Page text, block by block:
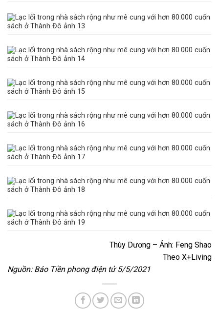
Thùy Dương – Ảnh: Feng Shao
Theo X+Living
Nguồn: Báo Tiền phong điện tử 5/5/2021